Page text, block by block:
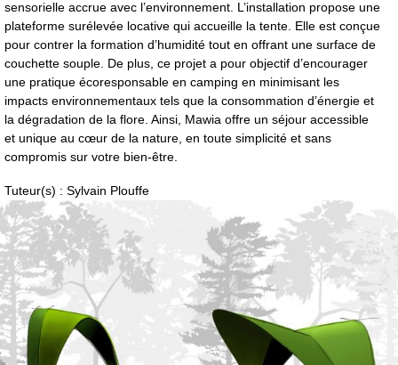
sensorielle accrue avec l’environnement. L’installation propose une
plateforme surélevée locative qui accueille la tente. Elle est conçue
pour contrer la formation d’humidité tout en offrant une surface de
couchette souple. De plus, ce projet a pour objectif d’encourager
une pratique écoresponsable en camping en minimisant les
impacts environnementaux tels que la consommation d’énergie et
la dégradation de la flore. Ainsi, Mawia offre un séjour accessible
et unique au cœur de la nature, en toute simplicité et sans
compromis sur votre bien-être.
Tuteur(s) : Sylvain Plouffe